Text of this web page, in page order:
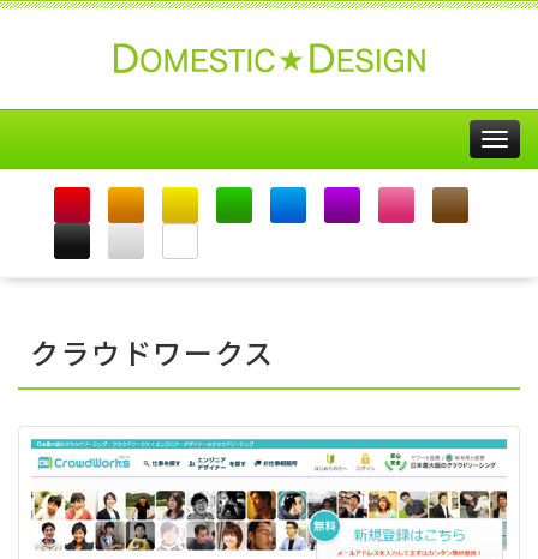
クラウドワークス